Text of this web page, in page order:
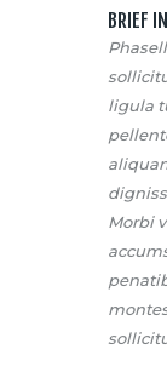
BRIEF
ligula
Morbi